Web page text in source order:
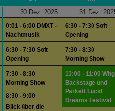
30 Dez. 2025
0:01 - 6:00 DMXT -
Nachtmusik
6:30 - 7:30 Soft
Opening
7:30 - 8:30
Morning Show
8:30 - 9:00
Blick über die
31 Dez.
6:30 - 7:30 Soft
Opening
7:30 - 8:30
Morning Show
10:00 - 11:00
Backstage und
Parkett Lucid
Dreams Festival